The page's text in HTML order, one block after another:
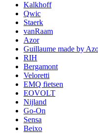
Kalkhoff
Qwic
Staerk
vanRaam
Azor
Guillaume made by
RIH
Bergamont
Veloretti
EMQ fietsen
EOVOLT
Nijland
Go-On
Sensa
Beixo